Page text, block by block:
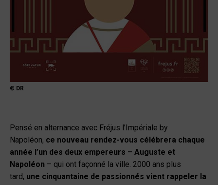
© DR
Pensé en alternance avec Fréjus l’Impériale by
Napoléon, ce nouveau rendez-vous célébrera chaque
année l’un des deux empereurs – Auguste et
Napoléon – qui ont façonné la ville. 2000 ans plus
tard, une cinquantaine de passionnés vient rappeler la